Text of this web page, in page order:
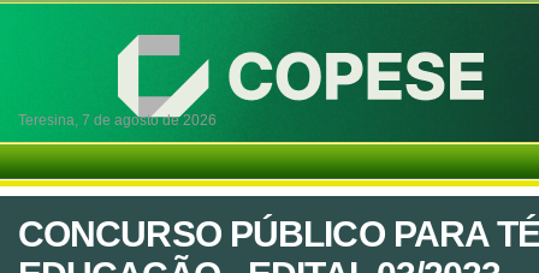
Teresina, 7 de agosto de 2026
CONCURSO PÚBLICO PARA